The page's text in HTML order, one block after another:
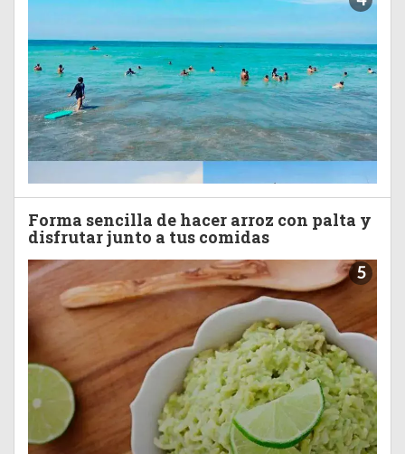
Forma sencilla de hacer arroz con palta y
disfrutar junto a tus comidas
5